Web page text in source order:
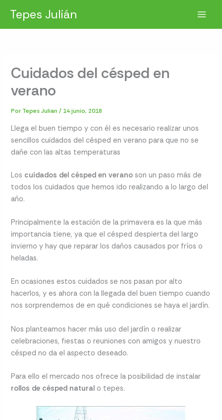
contenido
Tepes Julián
Cuidados del césped en
verano
Por Tepes Julian/ 14 junio, 2018
Llega el buen tiempo y con él es necesario realizar unos
sencillos cuidados del césped en verano para que no se
dañe con las altas temperaturas
Los cuidados del césped en verano son un paso más de
todos los cuidados que hemos ido realizando a lo largo del
año.
Principalmente la estación de la primavera es la que más
importancia tiene, ya que el césped despierta del largo
invierno y hay que reparar los daños causados por fríos o
heladas.
En ocasiones estos cuidados se nos pasan por alto
hacerlos, y es ahora con la llegada del buen tiempo cuando
nos sorprendemos de en qué condiciones se haya el jardín.
Nos planteamos hacer más uso del jardín o realizar
celebraciones, fiestas o reuniones con amigos y nuestro
césped no da el aspecto deseado.
Para ello el mercado nos ofrece la posibilidad de instalar
rollos de césped natural o tepes.